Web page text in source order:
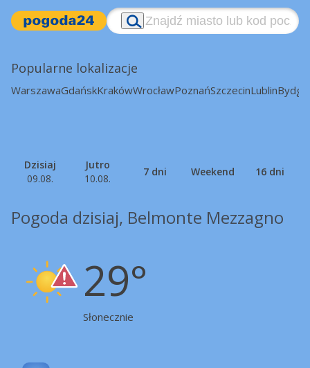
Popularne lokalizacje
WarszawaGdańskKrakówWrocławPoznańSzczecinLublin
Dzisiaj
09.08.
Jutro
10.08.
7 dni Weekend 16 dni
Pogoda dzisiaj, Belmonte Mezzagno
29°
Słonecznie